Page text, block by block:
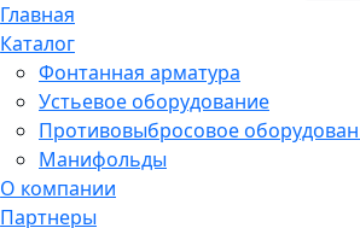
Главная
Каталог
Фонтанная арматура
Устьевое оборудование
Противовыбросовое
Манифольды
О компании
Партнеры